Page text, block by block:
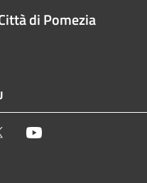
di Pomezia
Twitter